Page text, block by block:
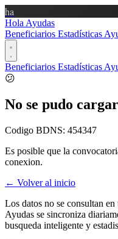
ha
Hola Ayudas
Beneficiarios Estadísticas
Beneficiarios Estadísticas
😕
No se pudo
Codigo BDNS: 454347
Es posible que la
conexion.
← Volver al inicio
Los datos no se consultan
Ayudas se sincroniza
busqueda inteligente y